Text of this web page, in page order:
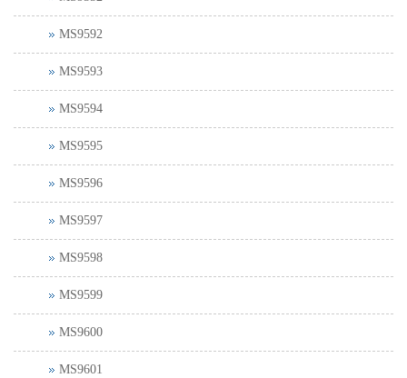
MS9592
MS9593
MS9594
MS9595
MS9596
MS9597
MS9598
MS9599
MS9600
MS9601